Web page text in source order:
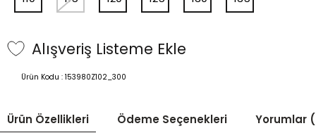
Alışveriş Listeme Ekle
Ürün Kodu : 153980Z102_300
Ürün Özellikleri Ödeme Seçenekleri Yorumlar